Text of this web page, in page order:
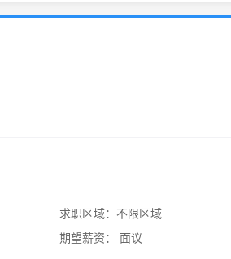
求职区域： 不限区域
期望薪资：
面议